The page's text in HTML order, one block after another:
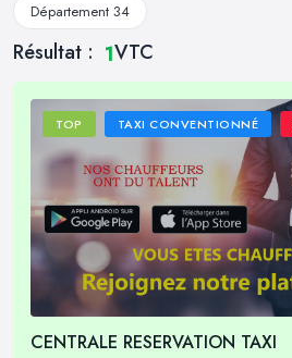
Département 34
Résultat : 1VTC
TOP TAXI CONVENTIONNÉ
CENTRALE RESERVATION TAXI